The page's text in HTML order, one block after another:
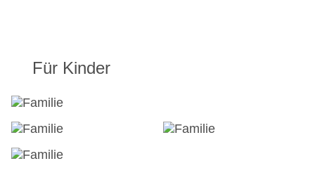
Candlelightdinner: Reservierung notwendig,
Menüwahl
Weihnachtsspecial: Buffet,
Unterhaltungsprogramm, Silvesterspecial: Buffet,
Unterhaltungsprogramm
Für Kinder